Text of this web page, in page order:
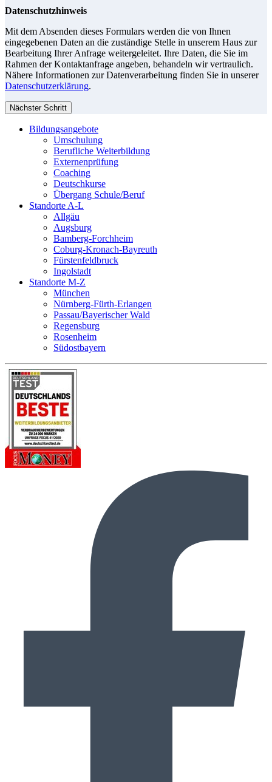
Datenschutzhinweis
Mit dem Absenden dieses Formulars werden die von Ihnen
eingegebenen Daten an die zuständige Stelle in unserem Haus zur
Bearbeitung Ihrer Anfrage weitergeleitet. Ihre Daten, die Sie im
Rahmen der Kontaktanfrage angeben, behandeln wir vertraulich.
Nähere Informationen zur Datenverarbeitung finden Sie in unserer
Datenschutzerklärung.
Nächster Schritt
Bildungsangebote
Umschulung
Berufliche Weiterbildung
Externenprüfung
Coaching
Deutschkurse
Übergang Schule/Beruf
Standorte A-L
Allgäu
Augsburg
Bamberg-Forchheim
Coburg-Kronach-Bayreuth
Fürstenfeldbruck
Ingolstadt
Standorte M-Z
München
Nürnberg-Fürth-Erlangen
Passau/Bayerischer Wald
Regensburg
Rosenheim
Südostbayern